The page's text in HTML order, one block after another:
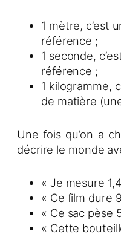
1 mètre, c’est
référence ;
1 seconde,
référence ;
1 kilogramme,
de matière
Une fois qu’on a
décrire le monde
« Je mesure
« Ce film dure
« Ce sac pèse
« Cette